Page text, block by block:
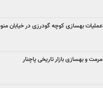
عملیات بهسازی کوچه گودرزی در خیابان
مرمت و بهسازی بازار تاریخی پاچنار